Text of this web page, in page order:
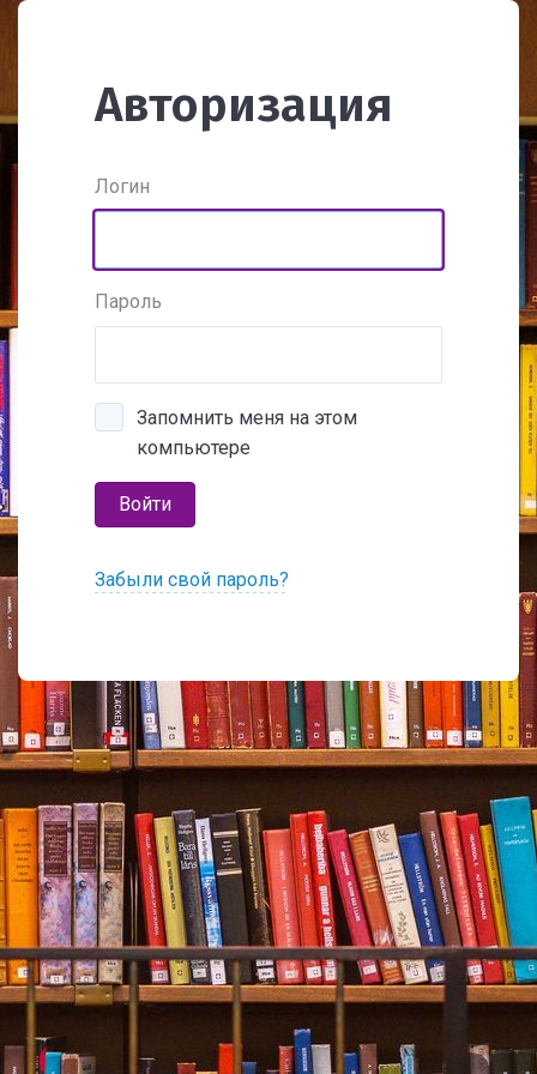
Авторизация
Логин
Пароль
Запомнить меня на этом
компьютере
Войти
Забыли свой пароль?